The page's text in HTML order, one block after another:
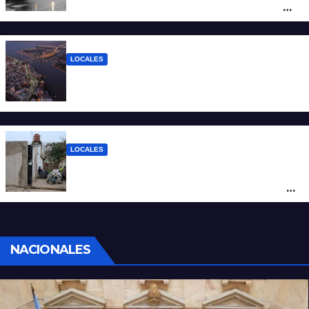
vientos en Santa Fe: anuncian ráfagas de
hasta 90 km/h, granizo y un brusco
LOCALES
LOCALES
por la Justicia
NACIONALES